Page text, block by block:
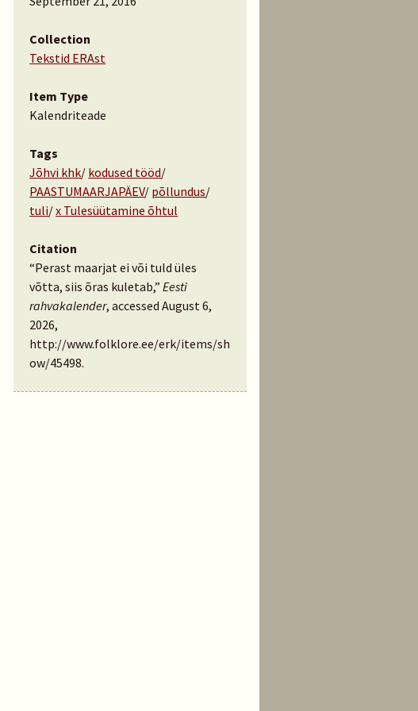
Collection
Tekstid ERAst
Item Type
Kalendriteade
Tags
Jõhvi khk/ kodused tööd/
PAASTUMAARJAPÄEV/ põllundus/
tuli/x Tulesüütamine õhtul
Citation
“Perast maarjat ei või tuld üles
võtta, siis õras kuletab,”Eesti
rahvakalender, accessed August 6,
2026,
http://www.folklore.ee/erk/items/sh
ow/45498.